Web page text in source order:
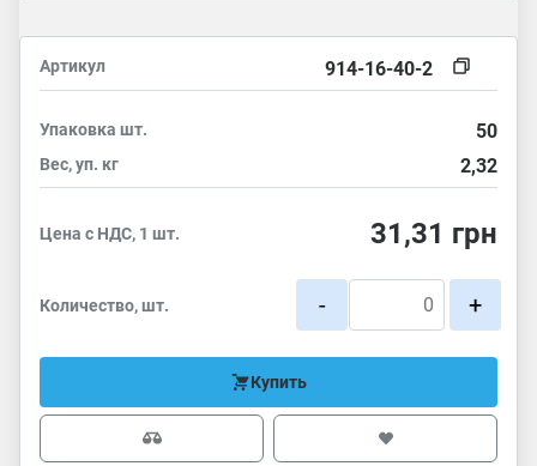
Артикул 914-16-40-2
Упаковка шт. 50
Вес, уп. кг 2,32
Цена с НДС, 1 шт. 31,31 грн
Количество, шт. - +
Купить